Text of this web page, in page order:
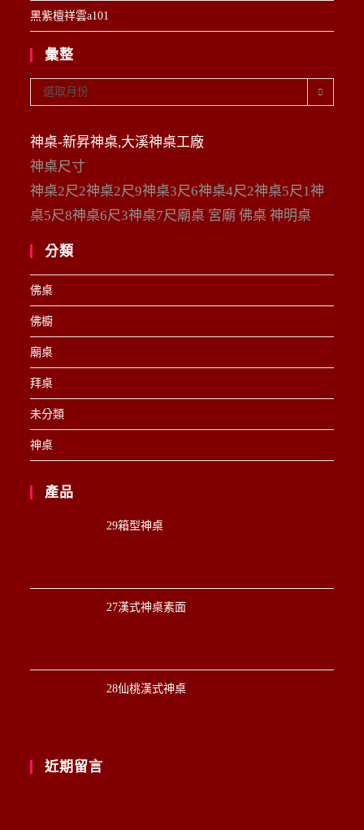
黑紫檀祥雲a101
彙整
整
選取月份
神桌-新昇神桌,大溪神桌工廠
神桌尺寸
神桌2尺2神桌2尺9神桌3尺6神桌4尺2神桌5尺1神
桌5尺8神桌6尺3神桌7尺廟桌 宮廟 佛桌 神明桌
分類
佛桌
佛櫥
廟桌
拜桌
未分類
神桌
產品
29箱型神桌
27漢式神桌素面
28仙桃漢式神桌
近期留言